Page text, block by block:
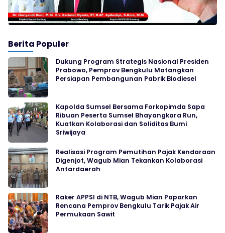
Berita Populer
Dukung Program Strategis Nasional Presiden
Prabowo, Pemprov Bengkulu Matangkan
Persiapan Pembangunan Pabrik Biodiesel
Kapolda Sumsel Bersama Forkopimda Sapa
Ribuan Peserta Sumsel Bhayangkara Run,
Kuatkan Kolaborasi dan Soliditas Bumi
Sriwijaya
Realisasi Program Pemutihan Pajak Kendaraan
Digenjot, Wagub Mian Tekankan Kolaborasi
Antardaerah
Raker APPSI di NTB, Wagub Mian Paparkan
Rencana Pemprov Bengkulu Tarik Pajak Air
Permukaan Sawit